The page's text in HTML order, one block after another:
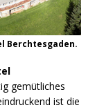
Berchtesgaden.
gemütliches
ist die